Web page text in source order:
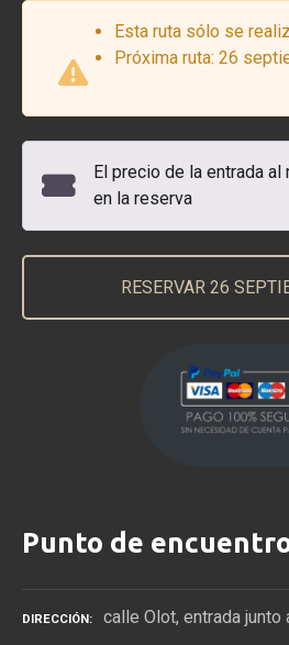
Esta ruta sólo se
Próxima ruta: 26
El precio de la entrada
en la reserva
RESERVAR 26
Punto de
DIRECCIÓN calle Olot, entrada junto